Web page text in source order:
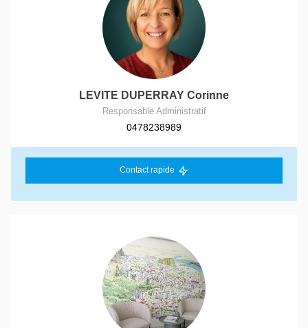
LEVITE DUPERRAY Corinne
Responsable Administratif
0478238989
Contact rapide